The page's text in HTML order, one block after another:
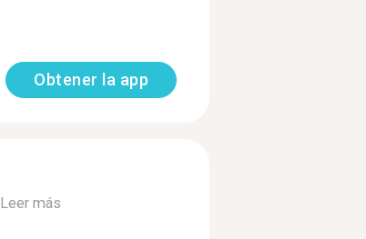
Obtener la app
Leer más